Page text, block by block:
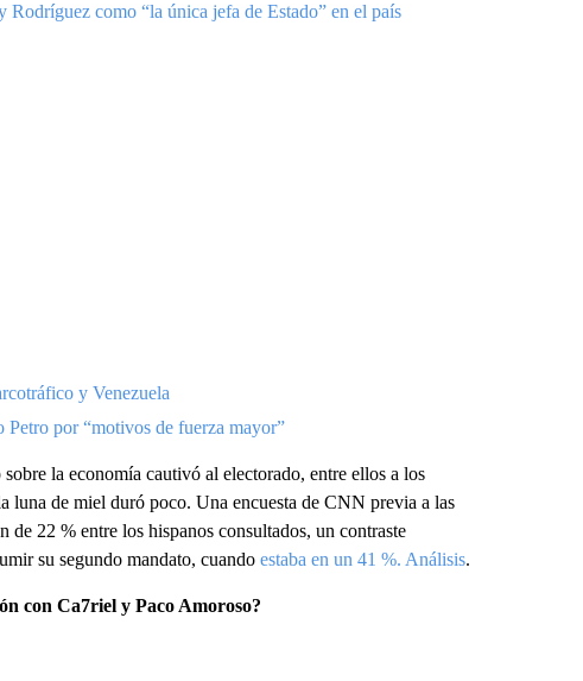
Rodríguez como “la única jefa de Estado” en el país
y Venezuela
por “motivos de fuerza mayor”
la economía cautivó al electorado, entre ellos a los
luna de miel duró poco. Una encuesta de CNN previa a las
22 % entre los hispanos consultados, un contraste
su segundo mandato, cuando estaba en un 41 %. Análisis.
con Ca7riel y Paco Amoroso?